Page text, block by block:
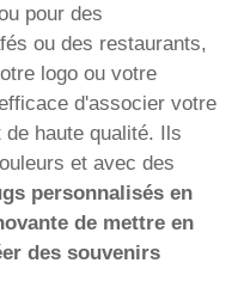
pour des
ou des restaurants,
logo ou votre
d'associer votre
haute qualité. Ils
et avec des
personnalisés en
de mettre en
des souvenirs